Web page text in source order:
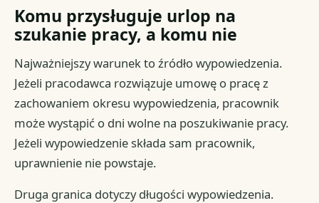
Komu przysługuje urlop na
szukanie pracy, a komu nie
Najważniejszy warunek to źródło wypowiedzenia.
Jeżeli pracodawca rozwiązuje umowę o pracę z
zachowaniem okresu wypowiedzenia, pracownik
może wystąpić o dni wolne na poszukiwanie pracy.
Jeżeli wypowiedzenie składa sam pracownik,
uprawnienie nie powstaje.
Druga granica dotyczy długości wypowiedzenia.